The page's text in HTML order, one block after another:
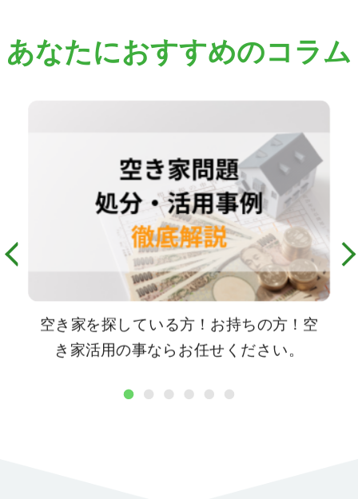
あなたにおすすめのコラム
空き家を探している方！お持ちの方！空
き家活用の事ならお任せください。
1 2